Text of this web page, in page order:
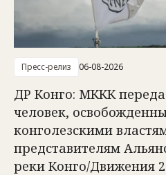
Пресс-релиз 06-08-2026
ДР Конго: МККК
человек,
конголезскими
представителям
реки Конго/Движения